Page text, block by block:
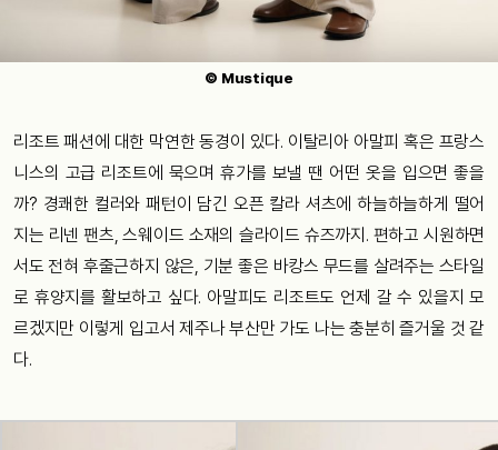
© Mustique
리조트 패션에 대한 막연한 동경이 있다. 이탈리아 아말피 혹은 프랑스
니스의 고급 리조트에 묵으며 휴가를 보낼 땐 어떤 옷을 입으면 좋을
까? 경쾌한 컬러와 패턴이 담긴 오픈 칼라 셔츠에 하늘하늘하게 떨어
지는 리넨 팬츠, 스웨이드 소재의 슬라이드 슈즈까지. 편하고 시원하면
서도 전혀 후줄근하지 않은, 기분 좋은 바캉스 무드를 살려주는 스타일
로 휴양지를 활보하고 싶다. 아말피도 리조트도 언제 갈 수 있을지 모
르겠지만 이렇게 입고서 제주나 부산만 가도 나는 충분히 즐거울 것 같
다.